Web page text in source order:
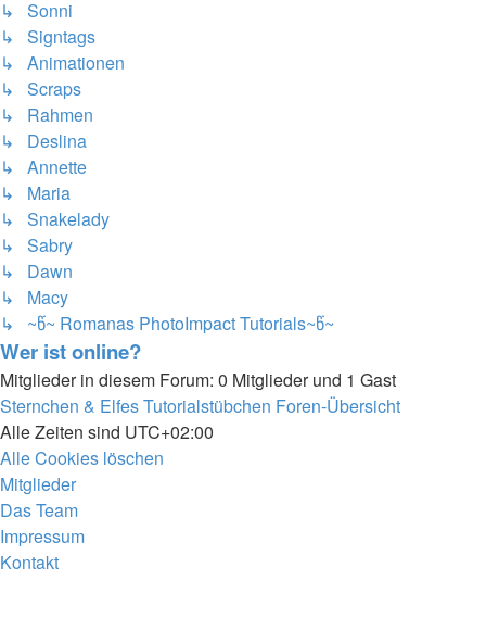
↳ Sonni
↳ Signtags
↳ Animationen
↳ Scraps
↳ Rahmen
↳ Deslina
↳ Annette
↳ Maria
↳ Snakelady
↳ Sabry
↳ Dawn
↳ Macy
↳ ~წ~ Romanas PhotoImpact Tutorials~წ~
Wer ist online?
Mitglieder in diesem Forum: 0 Mitglieder und 1 Gast
Sternchen & Elfes Tutorialstübchen Foren-Übersicht
Alle Zeiten sind UTC+02:00
Alle Cookies löschen
Mitglieder
Das Team
Impressum
Kontakt